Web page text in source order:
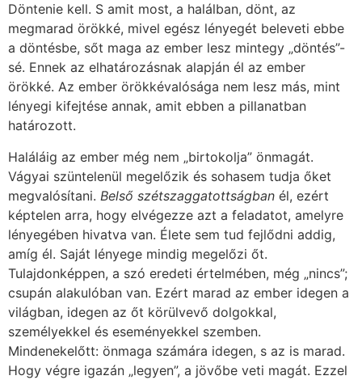
Döntenie kell. S amit most, a halálban, dönt, az
megmarad örökké, mivel egész lényegét beleveti ebbe
a döntésbe, sőt maga az ember lesz mintegy „döntés”-
sé. Ennek az elhatározásnak alapján él az ember
örökké. Az ember örökkévalósága nem lesz más, mint
lényegi kifejtése annak, amit ebben a pillanatban
határozott.
Haláláig az ember még nem „birtokolja” önmagát.
Vágyai szüntelenül megelőzik és sohasem tudja őket
megvalósítani. Belső szétszaggatottságban él, ezért
képtelen arra, hogy elvégezze azt a feladatot, amelyre
lényegében hivatva van. Élete sem tud fejlődni addig,
amíg él. Saját lényege mindig megelőzi őt.
Tulajdonképpen, a szó eredeti értelmében, még „nincs”;
csupán alakulóban van. Ezért marad az ember idegen a
világban, idegen az őt körülvevő dolgokkal,
személyekkel és eseményekkel szemben.
Mindenekelőtt: önmaga számára idegen, s az is marad.
Hogy végre igazán „legyen”, a jövőbe veti magát. Ezzel